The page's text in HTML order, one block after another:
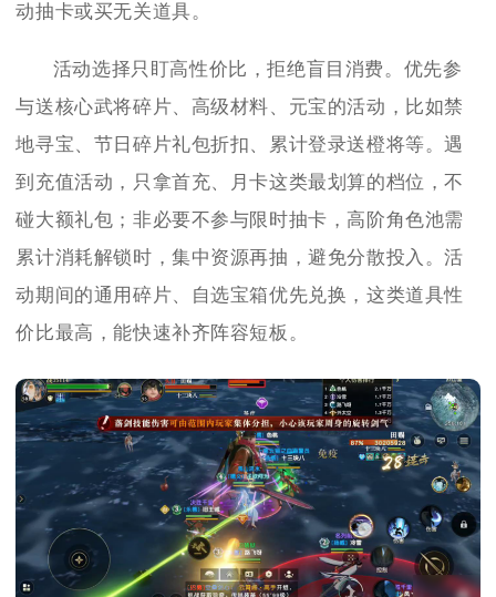
动抽卡或买无关道具。
活动选择只盯高性价比，拒绝盲目消费。优先参
与送核心武将碎片、高级材料、元宝的活动，比如禁
地寻宝、节日碎片礼包折扣、累计登录送橙将等。遇
到充值活动，只拿首充、月卡这类最划算的档位，不
碰大额礼包；非必要不参与限时抽卡，高阶角色池需
累计消耗解锁时，集中资源再抽，避免分散投入。活
动期间的通用碎片、自选宝箱优先兑换，这类道具性
价比最高，能快速补齐阵容短板。